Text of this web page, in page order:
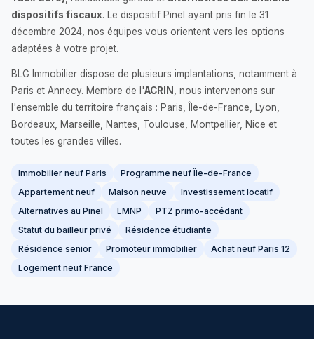
dispositifs fiscaux. Le dispositif Pinel ayant pris fin le 31
décembre 2024, nos équipes vous orientent vers les options
adaptées à votre projet.
BLG Immobilier dispose de plusieurs implantations, notamment à
Paris et Annecy. Membre de l'ACRIN
, nous intervenons sur
l'ensemble du territoire français : Paris, Île-de-France, Lyon,
Bordeaux, Marseille, Nantes, Toulouse, Montpellier, Nice et
toutes les grandes villes.
Immobilier neuf Paris
Programme neuf Île-de-France
Appartement neuf
Maison neuve
Investissement locatif
Alternatives au Pinel
LMNP
PTZ primo-accédant
Statut du bailleur privé
Résidence étudiante
Résidence senior
Promoteur immobilier
Achat neuf Paris 12
Logement neuf France